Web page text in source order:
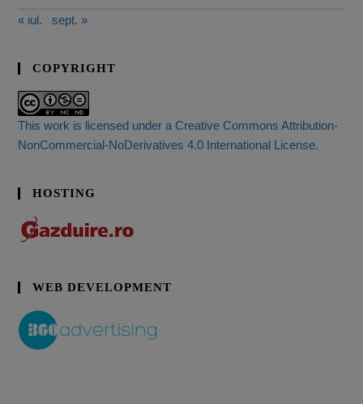
« iul. sept. »
COPYRIGHT
This work is licensed under a Creative Commons Attribution-
NonCommercial-NoDerivatives 4.0 International License.
HOSTING
WEB DEVELOPMENT